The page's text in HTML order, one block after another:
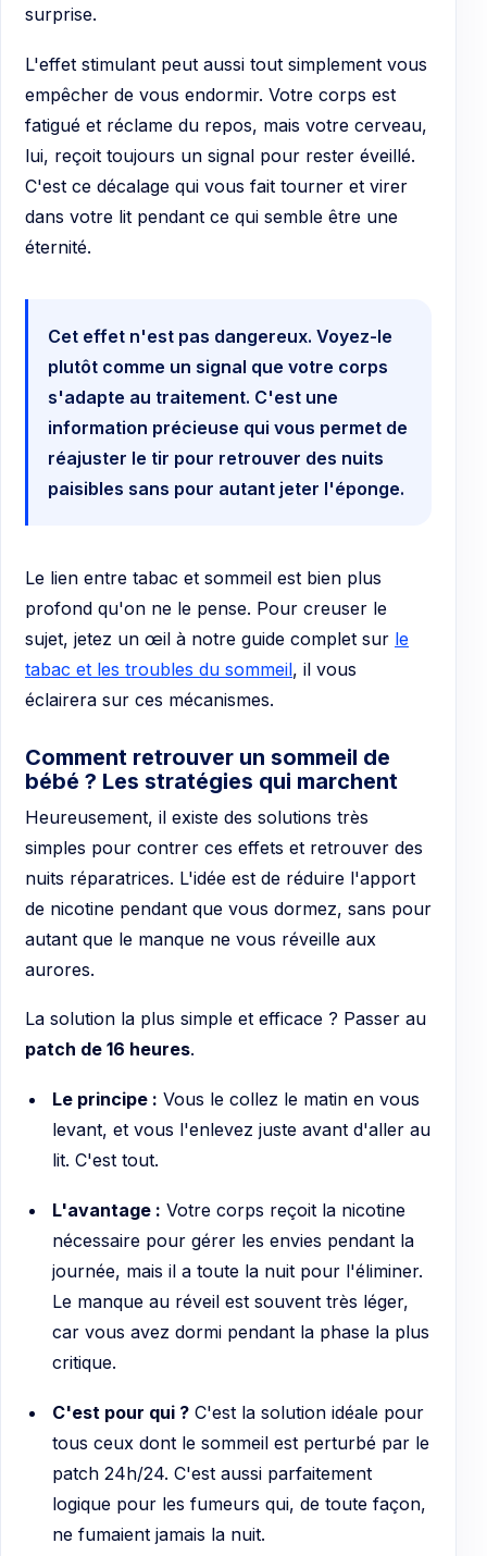
surprise.
L'effet stimulant peut aussi tout simplement vous
empêcher de vous endormir. Votre corps est
fatigué et réclame du repos, mais votre cerveau,
lui, reçoit toujours un signal pour rester éveillé.
C'est ce décalage qui vous fait tourner et virer
dans votre lit pendant ce qui semble être une
éternité.
Cet effet n'est pas dangereux. Voyez-le
plutôt comme un signal que votre corps
s'adapte au traitement. C'est une
information précieuse qui vous permet de
réajuster le tir pour retrouver des nuits
paisibles sans pour autant jeter l'éponge.
Le lien entre tabac et sommeil est bien plus
profond qu'on ne le pense. Pour creuser le
sujet, jetez un œil à notre guide complet sur le
tabac et les troubles du sommeil, il vous
éclairera sur ces mécanismes.
Comment retrouver un sommeil de
bébé ? Les stratégies qui marchent
Heureusement, il existe des solutions très
simples pour contrer ces effets et retrouver des
nuits réparatrices. L'idée est de réduire l'apport
de nicotine pendant que vous dormez, sans pour
autant que le manque ne vous réveille aux
aurores.
La solution la plus simple et efficace ? Passer au
patch de 16 heures.
Le principe : Vous le collez le matin en vous
levant, et vous l'enlevez juste avant d'aller au
lit. C'est tout.
L'avantage : Votre corps reçoit la nicotine
nécessaire pour gérer les envies pendant la
journée, mais il a toute la nuit pour l'éliminer.
Le manque au réveil est souvent très léger,
car vous avez dormi pendant la phase la plus
critique.
C'est pour qui ?C'est la solution idéale pour
tous ceux dont le sommeil est perturbé par le
patch 24h/24. C'est aussi parfaitement
logique pour les fumeurs qui, de toute façon,
ne fumaient jamais la nuit.